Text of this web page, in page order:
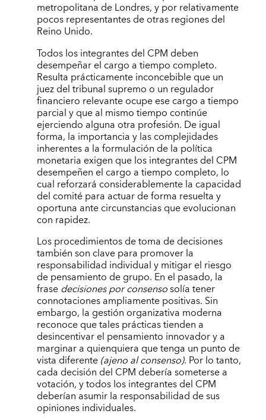
metropolitana de Londres, y por relativamente
pocos representantes de otras regiones del
Reino Unido.
Todos los integrantes del CPM deben
desempeñar el cargo a tiempo completo.
Resulta prácticamente inconcebible que un
juez del tribunal supremo o un regulador
financiero relevante ocupe ese cargo a tiempo
parcial y que al mismo tiempo continúe
ejerciendo alguna otra profesión. De igual
forma, la importancia y las complejidades
inherentes a la formulación de la política
monetaria exigen que los integrantes del CPM
desempeñen el cargo a tiempo completo, lo
cual reforzará considerablemente la capacidad
del comité para actuar de forma resuelta y
oportuna ante circunstancias que evolucionan
con rapidez.
Los procedimientos de toma de decisiones
también son clave para promover la
responsabilidad individual y mitigar el riesgo
de pensamiento de grupo. En el pasado, la
frasedecisiones por consensosolía tener
connotaciones ampliamente positivas. Sin
embargo, la gestión organizativa moderna
reconoce que tales prácticas tienden a
desincentivar el pensamiento innovador y a
marginar a quienquiera que tenga un punto de
vista diferente(ajeno al consenso). Por lo tanto,
cada decisión del CPM debería someterse a
votación, y todos los integrantes del CPM
deberían asumir la responsabilidad de sus
opiniones individuales.